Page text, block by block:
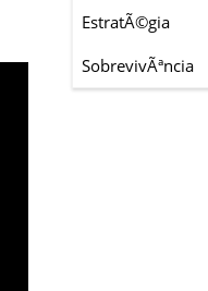
EstratÃ©gia
SobrevivÃªncia